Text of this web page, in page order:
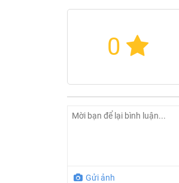
Lớp mạ chống ăn mòn
0
Gửi ảnh